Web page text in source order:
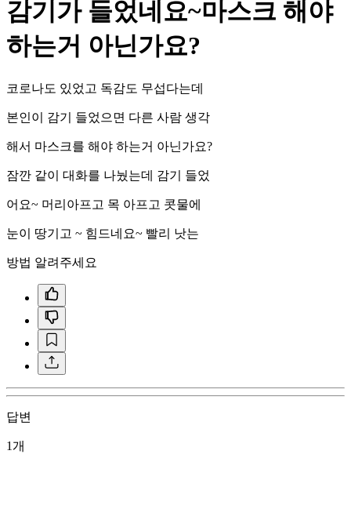
감기가 들었네요~마스크 해야
하는거 아닌가요?
코로나도 있었고 독감도 무섭다는데
본인이 감기 들었으면 다른 사람 생각
해서 마스크를 해야 하는거 아닌가요?
잠깐 같이 대화를 나눴는데 감기 들었
어요~ 머리아프고 목 아프고 콧물에
눈이 땅기고 ~ 힘드네요~ 빨리 낫는
방법 알려주세요
답변
1개